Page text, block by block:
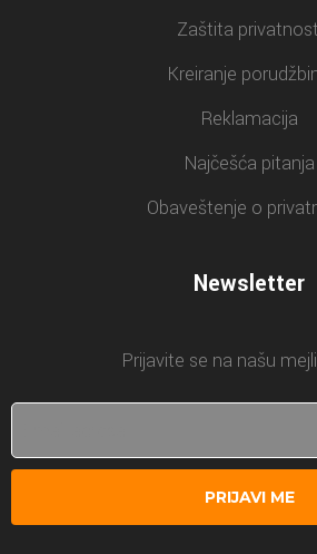
Zaštita
Kreiranje
Reklamacija
Najčešća pitanja
Obaveštenje o
Newsletter
Prijavite se na našu
PRIJAVI ME